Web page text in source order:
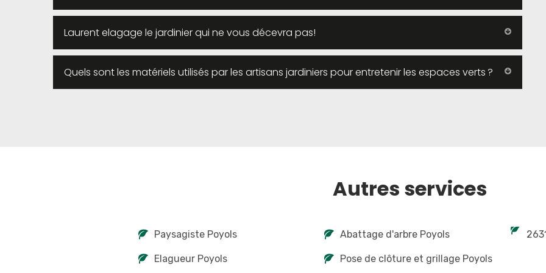
Laurent elagage le jardinier qui ne vous décevra pas!
Quels sont les matériels utilisés par les artisans jardiniers pour entretenir les espaces verts ?
Autres services
Paysagiste Poyols
Elagueur Poyols
Abattage d'arbre Poyols
Pose de clôture et grillage Poyols